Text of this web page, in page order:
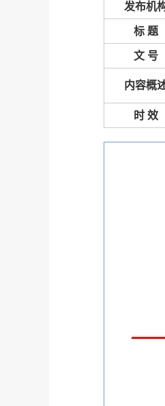
发布机
标 题
文 号
内容概
时 效